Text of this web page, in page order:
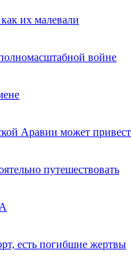
их малевали
войне
Аравии может
путешествовать
есть погибшие жертвы